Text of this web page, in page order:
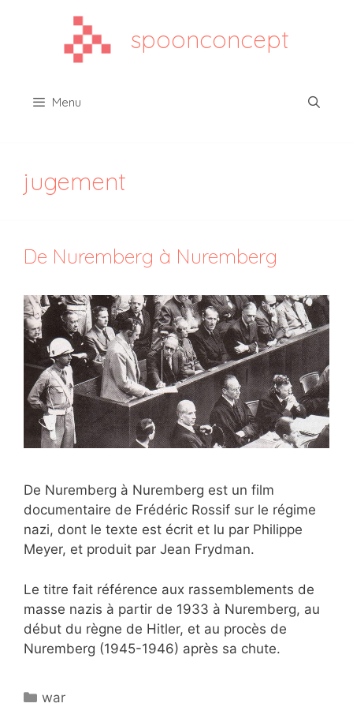
spoonconcept
Menu
jugement
De Nuremberg à Nuremberg
De Nuremberg à Nuremberg est un film
documentaire de Frédéric Rossif sur le régime
nazi, dont le texte est écrit et lu par Philippe
Meyer, et produit par Jean Frydman.
Le titre fait référence aux rassemblements de
masse nazis à partir de 1933 à Nuremberg, au
début du règne de Hitler, et au procès de
Nuremberg (1945-1946) après sa chute.
Catégories
war